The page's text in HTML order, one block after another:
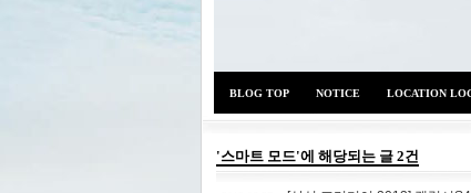
BLOG TOP NOTICE LOCATION
'스마트 모드'에 해당되는 글 2건